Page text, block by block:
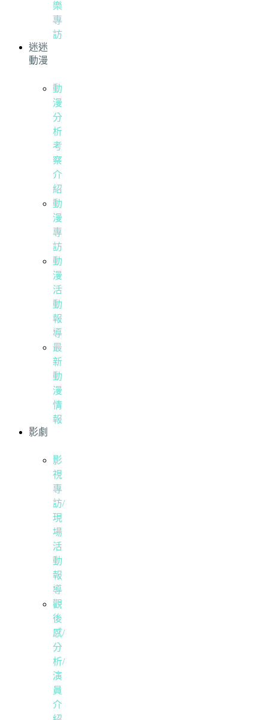
樂
專
訪
迷迷
動漫
動
漫
分
析
考
察
介
紹
動
漫
專
訪
動
漫
活
動
報
導
最
新
動
漫
情
報
影劇
影
視
專
訪/
現
場
活
動
報
導
觀
後
感/
分
析/
演
員
介